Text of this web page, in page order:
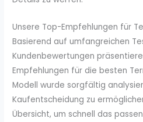
Unsere Top-Empfehlungen für
Basierend auf umfangreichen
Kundenbewertungen
Empfehlungen für die besten
Modell wurde sorgfältig
Kaufentscheidung zu
Übersicht, um schnell das